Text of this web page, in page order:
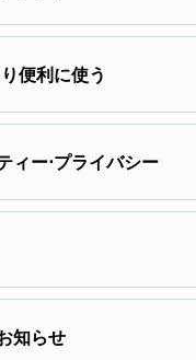
便利に使う
ィー⋅プライバシー
知らせ